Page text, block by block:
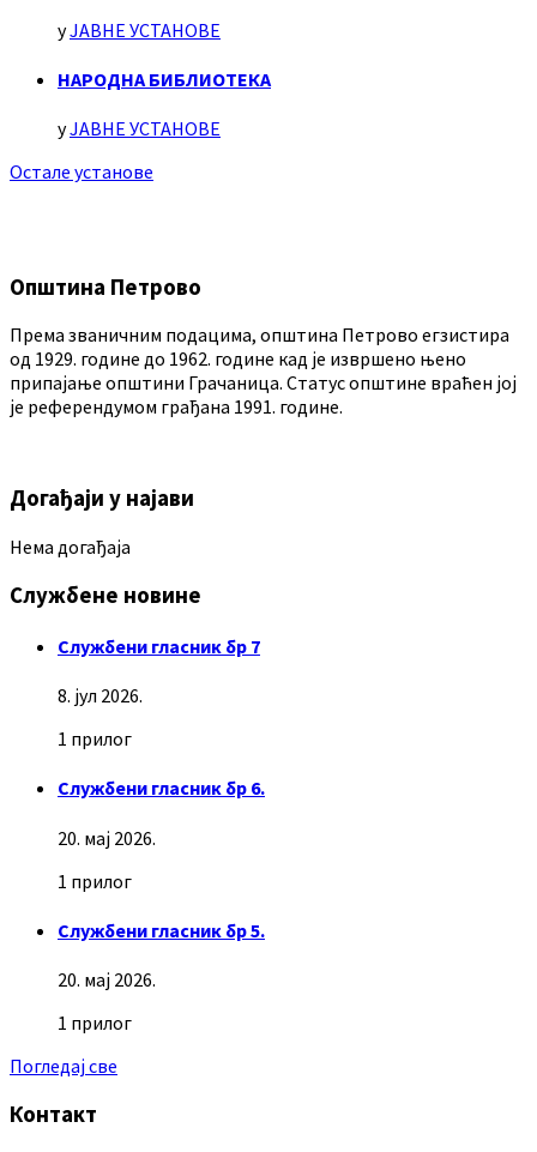
уЈАВНЕ УСТАНОВЕ
НАРОДНА БИБЛИОТЕКА
уЈАВНЕ УСТАНОВЕ
Остале установе
Општина Петрово
Према званичним подацима, општина Петрово егзистира
од 1929. године до 1962. године кад је извршено њено
припајање општини Грачаница. Статус општине враћен јој
је референдумом грађана 1991. године.
Догађаји у најави
Нема догађаја
Службене новине
Службени гласник бр 7
8. јул 2026.
1 прилог
Службени гласник бр 6.
20. мај 2026.
1 прилог
Службени гласник бр 5.
20. мај 2026.
1 прилог
Погледај све
Контакт